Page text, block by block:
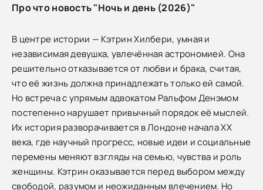
Про что новость "Ночь и день (2026)"
В центре истории — Кэтрин Хилбери, умная и
независимая девушка, увлечённая астрономией. Она
решительно отказывается от любви и брака, считая,
что её жизнь должна принадлежать только ей самой.
Но встреча с упрямым адвокатом Ральфом Денэмом
постепенно нарушает привычный порядок её мыслей.
Их история разворачивается в Лондоне начала ХХ
века, где научный прогресс, новые идеи и социальные
перемены меняют взгляды на семью, чувства и роль
женщины. Кэтрин оказывается перед выбором между
свободой, разумом и неожиданным влечением. Но